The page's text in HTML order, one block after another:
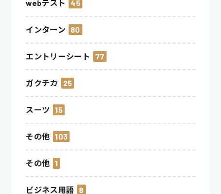
webテスト 45
インターン 80
エントリーシート 77
ガクチカ 25
スーツ 15
その他 103
その他 1
ビジネス用語 8